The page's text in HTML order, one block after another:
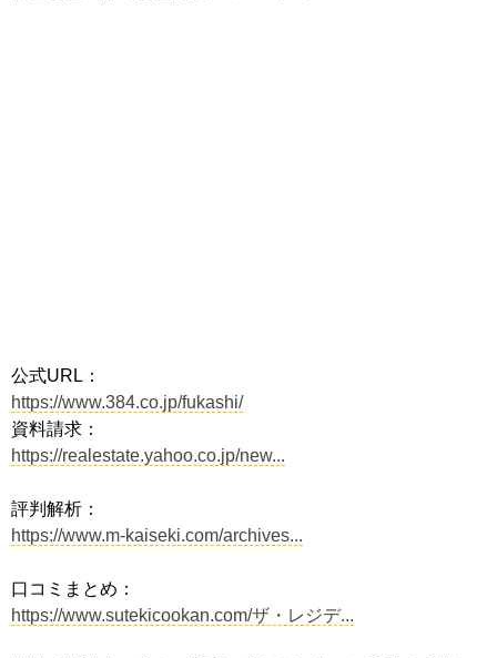
公式URL：
https://www.384.co.jp/fukashi/
資料請求：
https://realestate.yahoo.co.jp/new...
評判解析：
https://www.m-kaiseki.com/archives...
口コミまとめ：
https://www.sutekicookan.com/ザ・レジデ...